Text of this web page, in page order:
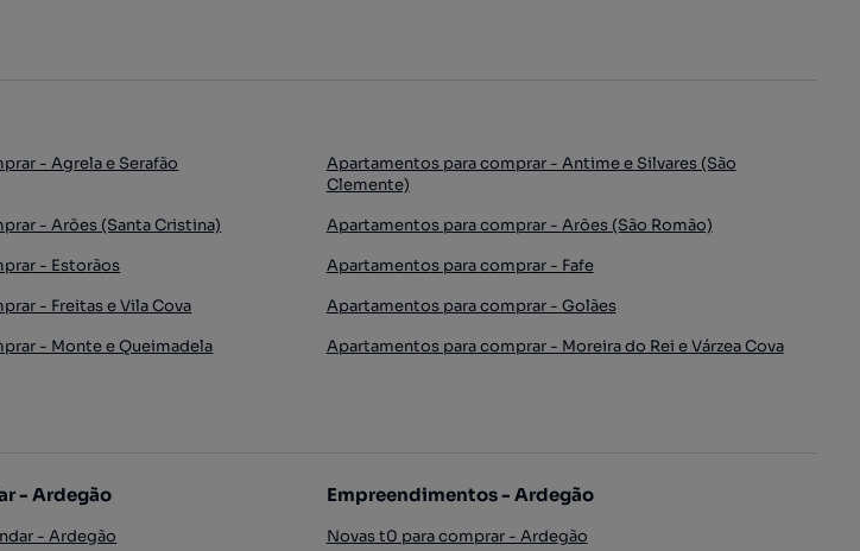
- Agrela e Serafão
Apartamentos para comprar - Antime e Silvares (São
Clemente)
- Arões (Santa Cristina)
Apartamentos para comprar - Arões (São Romão)
- Estorãos
Apartamentos para comprar - Fafe
- Freitas e Vila Cova
Apartamentos para comprar - Golães
- Monte e Queimadela Apartamentos para comprar - Moreira do Rei e Várzea Cova
- Ardegão
- Ardegão
Empreendimentos - Ardegão
Novas t0 para comprar - Ardegão